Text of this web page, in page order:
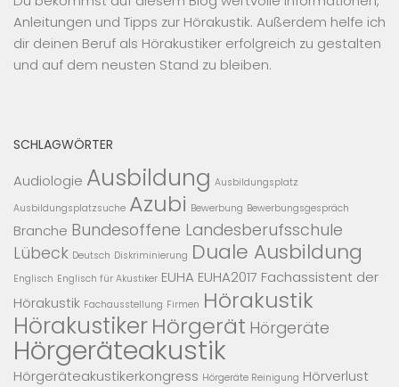
Anleitungen und Tipps zur Hörakustik. Außerdem helfe ich
dir deinen Beruf als Hörakustiker erfolgreich zu gestalten
und auf dem neusten Stand zu bleiben.
SCHLAGWÖRTER
Audiologie Ausbildung Ausbildungsplatz
Ausbildungsplatzsuche Azubi Bewerbung Bewerbungsgespräch
Branche Bundesoffene Landesberufsschule
Lübeck Deutsch Diskriminierung Duale Ausbildung
Englisch Englisch für Akustiker EUHA EUHA2017 Fachassistent der
Hörakustik Fachausstellung Firmen Hörakustik
HörakustikerHörgerät Hörgeräte
Hörgeräteakustik
Hörgeräteakustikerkongress Hörgeräte Reinigung Hörverlust